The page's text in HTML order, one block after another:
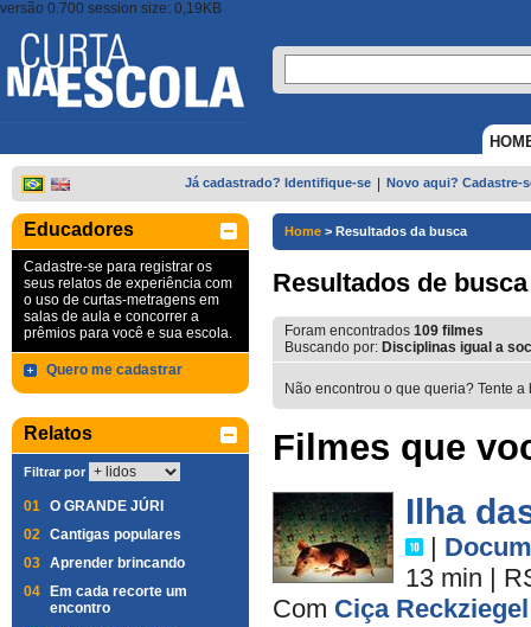
versão 0.700 session size: 0,19KB
Já cadastrado? Identifique-se Novo aqui? Cadastre-
Educadores
Cadastre-se para registrar os
seus relatos de experiência com
o uso de curtas-metragens em
salas de aula e concorrer a
prêmios para você e sua escola.
Quero me cadastrar
Relatos
Filtrar por
01 O GRANDE JÚRI
02 Cantigas populares
03 Aprender brincando
04
Em cada recorte um
encontro
Home > Resultados da busca
Resultados de busca
Foram encontrados 109 filmes
Buscando por: Disciplinas igual a
Não encontrou o que queria? Tente
Filmes que
Ilha
|
13 min |
Com Ciça Reckziegel